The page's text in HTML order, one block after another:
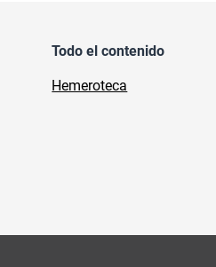
Todo el contenido
Hemeroteca